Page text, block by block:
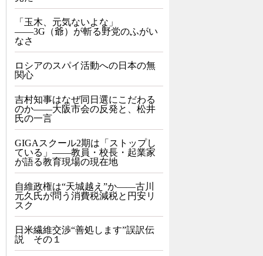
「玉木、元気ないよな」
――3G（爺）が斬る野党のふがい
なさ
ロシアのスパイ活動への日本の無
関心
吉村知事はなぜ同日選にこだわる
のか――大阪市会の反発と、松井
氏の一言
GIGAスクール2期は「ストップし
ている」——教員・校長・起業家
が語る教育現場の現在地
自維政権は“天城越え”か――古川
元久氏が問う消費税減税と円安リ
スク
日米繊維交渉“善処します”誤訳伝
説 その１